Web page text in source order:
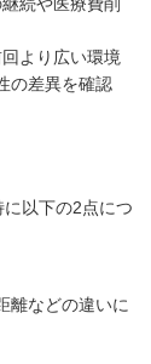
続や医療費削
より広い環境
の差異を確認
以下の2点につ
離などの違いに